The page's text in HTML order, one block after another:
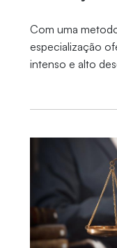
Com uma
especialização
intenso e alto